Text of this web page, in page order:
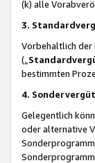
(k) alle
3.
Vorbehaltlich der
(„
bestimmten
4.
Gelegentlich
oder alternative